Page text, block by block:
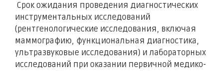
Срок ожидания проведения диагностических
инструментальных исследований
(рентгенологические исследования, включая
маммографию, функциональная диагностика,
ультразвуковые исследования) и лабораторных
исследований при оказании первичной медико-